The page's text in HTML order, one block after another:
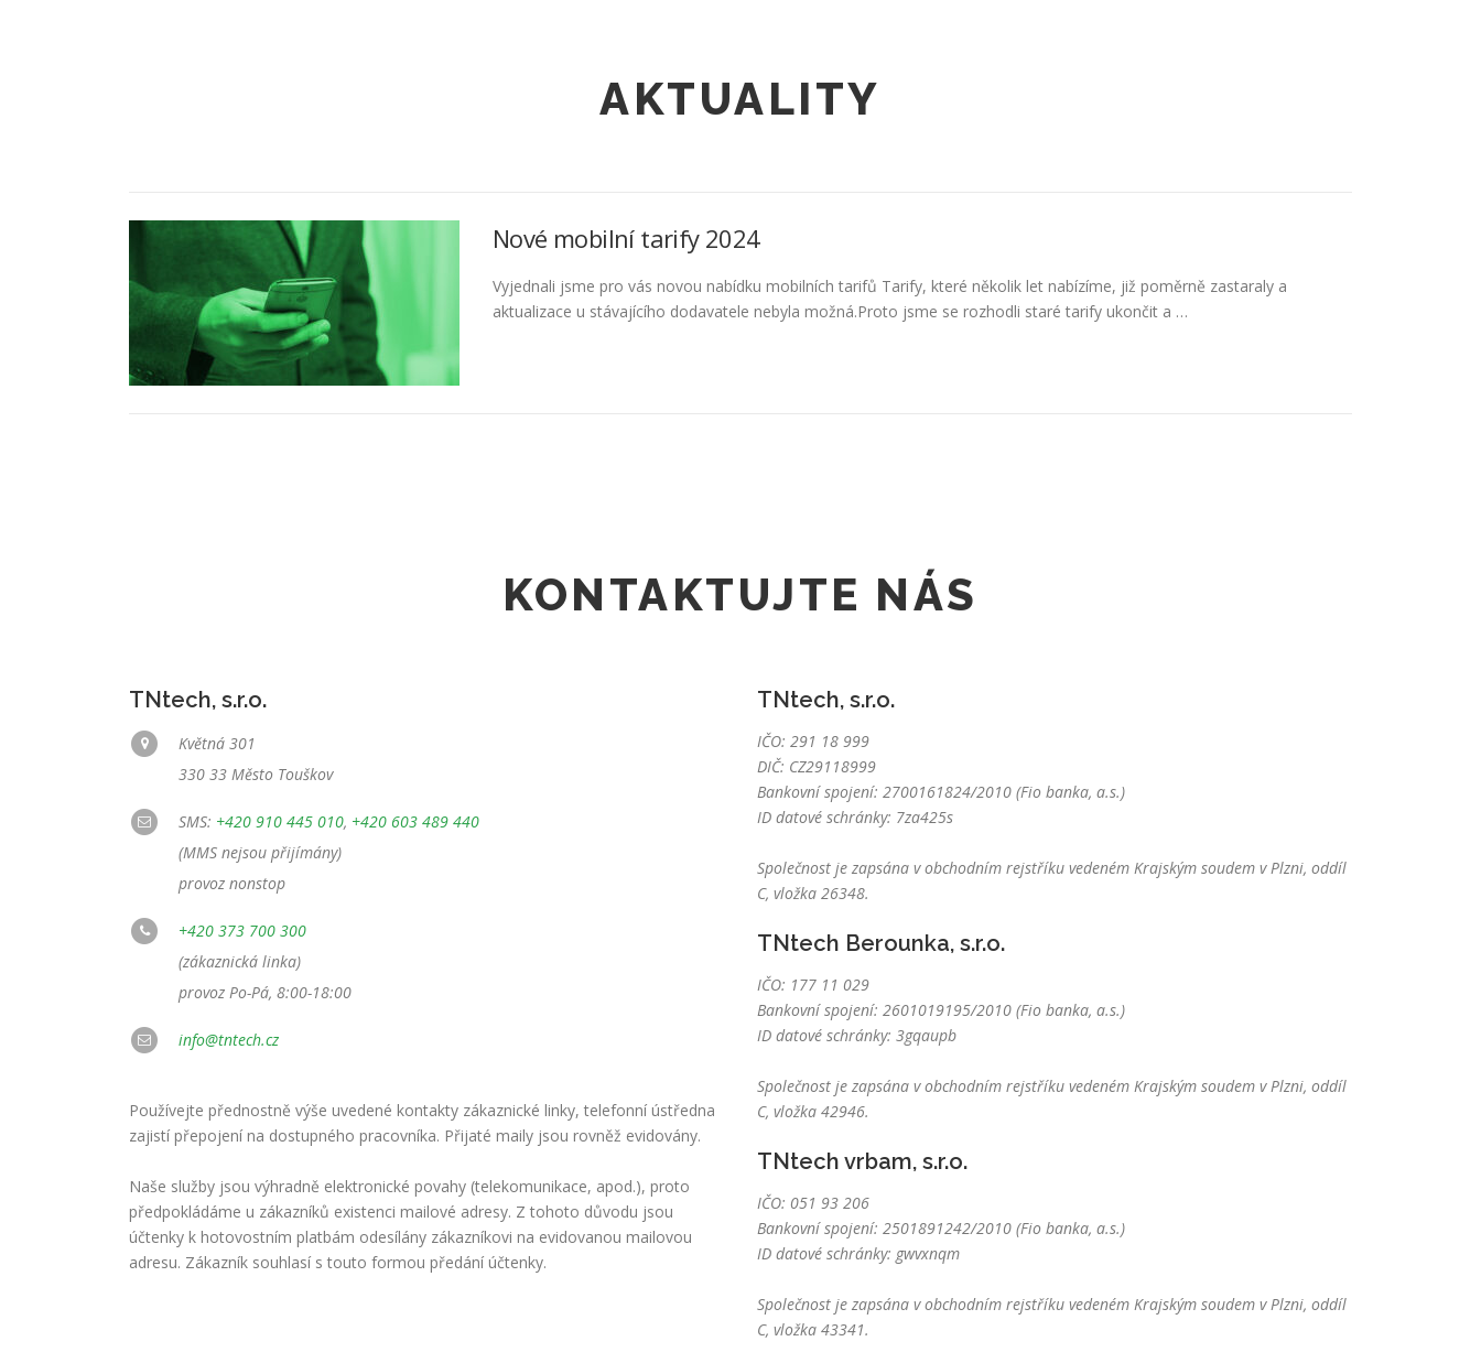
AKTUALITY
Nové mobilní tarify 2024
Vyjednali jsme pro vás novou nabídku mobilních tarifů Tarify, které několik let nabízíme, již poměrně zastaraly a
aktualizace u stávajícího dodavatele nebyla možná.Proto jsme se rozhodli staré tarify ukončit a …
KONTAKTUJTE NÁS
TNtech, s.r.o.
Květná 301
330 33 Město Touškov
SMS: +420 910 445 010, +420 603 489 440
(MMS nejsou přijímány)
provoz nonstop
+420 373 700 300
(zákaznická linka)
provoz Po-Pá, 8:00-18:00
info@tntech.cz
Používejte přednostně výše uvedené kontakty zákaznické linky, telefonní ústředna
zajistí přepojení na dostupného pracovníka. Přijaté maily jsou rovněž evidovány.
Naše služby jsou výhradně elektronické povahy (telekomunikace, apod.), proto
předpokládáme u zákazníků existenci mailové adresy. Z tohoto důvodu jsou
účtenky k hotovostním platbám odesílány zákazníkovi na evidovanou mailovou
adresu. Zákazník souhlasí s touto formou předání účtenky.
TNtech, s.r.o.
IČO: 291 18 999
DIČ: CZ29118999
Bankovní spojení: 2700161824/2010 (Fio banka, a.s.)
ID datové schránky: 7za425s
Společnost je zapsána v obchodním rejstříku vedeném Krajským soudem v Plzni, oddíl
C, vložka 26348.
TNtech Berounka, s.r.o.
IČO: 177 11 029
Bankovní spojení: 2601019195/2010 (Fio banka, a.s.)
ID datové schránky: 3gqaupb
Společnost je zapsána v obchodním rejstříku vedeném Krajským soudem v Plzni, oddíl
C, vložka 42946.
TNtech vrbam, s.r.o.
IČO: 051 93 206
Bankovní spojení: 2501891242/2010 (Fio banka, a.s.)
ID datové schránky: gwvxnqm
Společnost je zapsána v obchodním rejstříku vedeném Krajským soudem v Plzni, oddíl
C, vložka 43341.